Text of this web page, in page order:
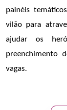
painéis
vilão para
ajudar os
preenchimento
vagas.